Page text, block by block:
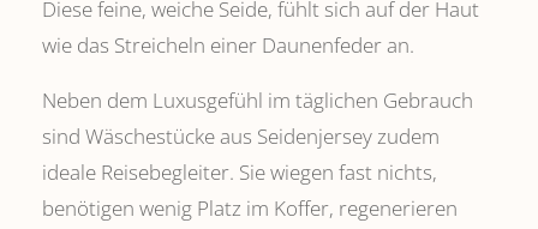
Diese feine, weiche Seide, fühlt sich auf der Haut
wie das Streicheln einer Daunenfeder an.
Neben dem Luxusgefühl im täglichen Gebrauch
sind Wäschestücke aus Seidenjersey zudem
ideale Reisebegleiter. Sie wiegen fast nichts,
benötigen wenig Platz im Koffer, regenerieren